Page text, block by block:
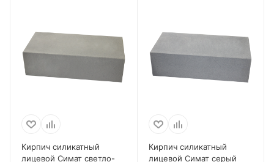
Кирпич силикатный
лицевой Симат светло-
Кирпич силикатный
лицевой Симат серый